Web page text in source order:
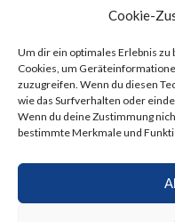
Cookie-
Um dir ein optimales Erlebnis
Cookies, um
zuzugreifen. Wenn du diesen
wie das Surfverhalten oder
Wenn du deine Zustimmung
bestimmte Merkmale und
SEITE DURCHSUCHEN